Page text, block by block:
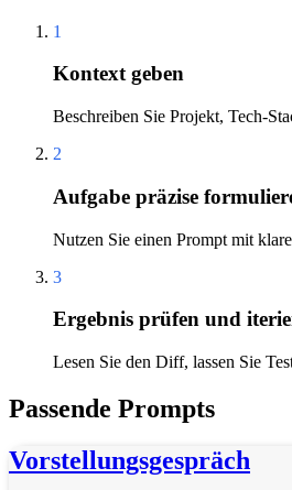
1
Kontext geben
Beschreiben Sie Projekt, Tech-
2
Aufgabe präzise
Nutzen Sie einen Prompt mit
3
Ergebnis prüfen und
Lesen Sie den Diff, lassen Sie
Passende Prompts
Vorstellungsgespräch